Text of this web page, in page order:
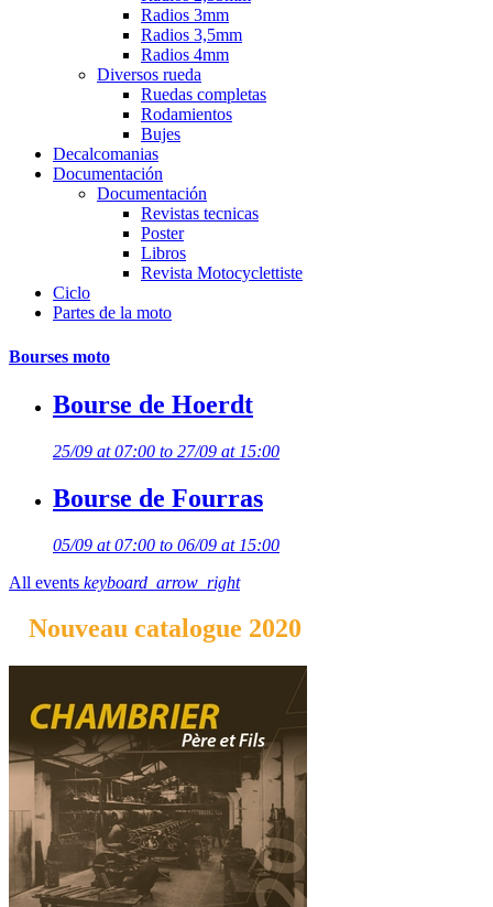
Radios 3mm
Radios 3,5mm
Radios 4mm
Diversos rueda
Ruedas completas
Rodamientos
Bujes
Decalcomanias
Documentación
Documentación
Revistas tecnicas
Poster
Libros
Revista Motocyclettiste
Ciclo
Partes de la moto
Bourses moto
Bourse de Hoerdt
25/09 at 07:00 to 27/09 at 15:00
Bourse de Fourras
05/09 at 07:00 to 06/09 at 15:00
All events keyboard_arrow_right
Nouveau catalogue 2020